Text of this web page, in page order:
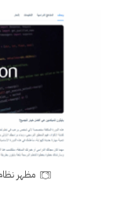
مظهر